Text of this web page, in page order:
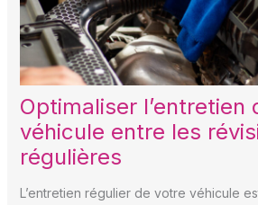
Optimaliser l’entretien
véhicule entre les
régulières
L’entretien régulier de votre véhicule